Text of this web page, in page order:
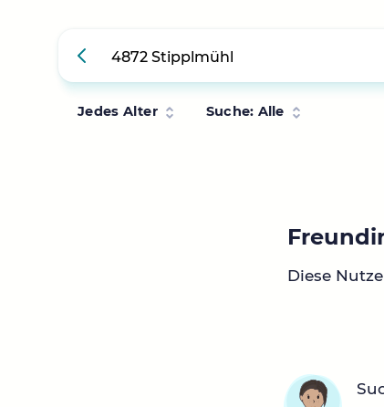
Jedes Alter Suche: Alle
Diese